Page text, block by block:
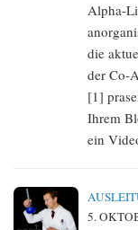
Alpha-
die
der Co-
[1]
Ihrem
ein
5.